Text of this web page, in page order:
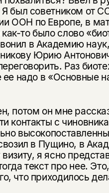
Я был советником от
ООН по Европе, в
то было слово
в Академию
Юрию
Раз
ее надо в «Основные
потом он мне
контакты с
в Пущино, в
я ясно
текст про нее.
что приходилось